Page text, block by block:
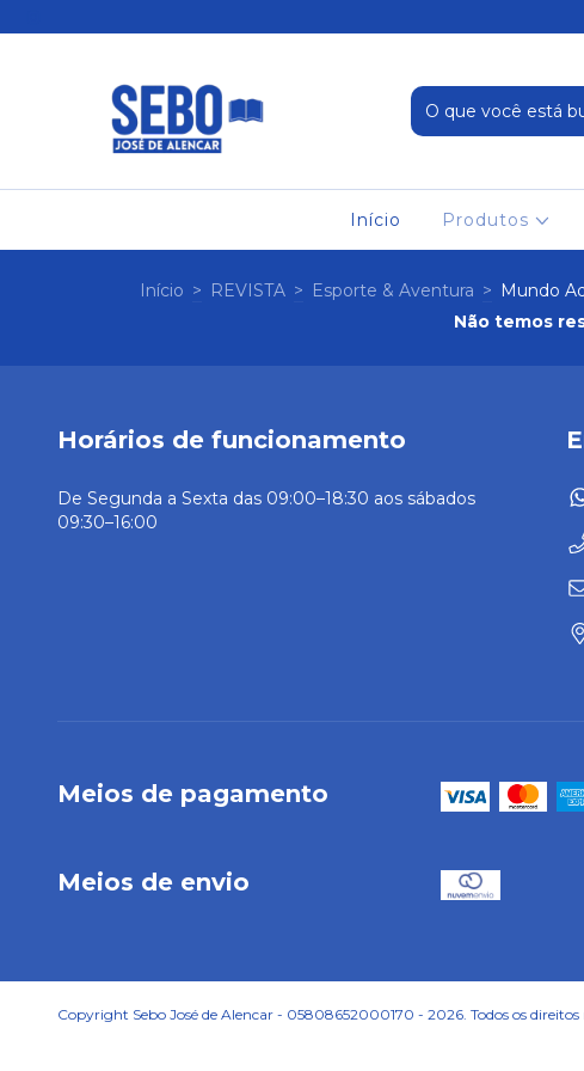
Início Produtos
Início > REVISTA > Esporte & Aventura > Mundo
Não temos
Horários de funcionamento
De Segunda a Sexta das 09:00–18:30 aos sábados
09:30–16:00
Meios de pagamento
Meios de envio
Copyright Sebo José de Alencar - 05808652000170 - 2026. Todos os direitos